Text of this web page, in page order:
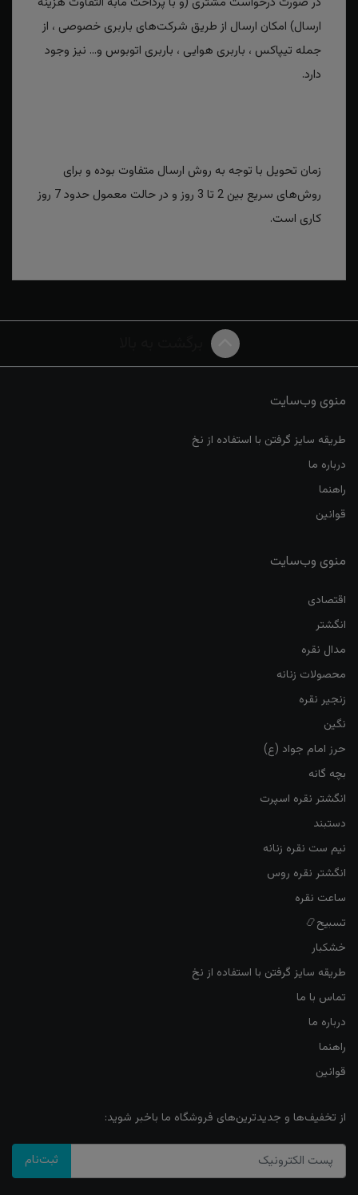
ارسال) امکان ارسال از طریق شرکت‌های باربری خصوصی ، از
جمله تیپاکس ، باربری هوایی ، باربری اتوبوس و... نیز وجود
دارد.
زمان تحویل با توجه به روش ارسال متفاوت بوده و برای
روش‌های سریع بین 2 تا 3 روز و در حالت معمول حدود 7 روز
کاری است.
منوی وب‌سایت
طریقه سایز گرفتن با استفاده از نخ
درباره ما
راهنما
قوانین
منوی وب‌سایت
اقتصادی
انگشتر
مدال نقره
محصولات زنانه
زنجیر نقره
نگین
حرز امام جواد (ع)
بچه گانه
انگشتر نقره اسپرت
دستبند
نیم ست نقره زنانه
انگشتر نقره روس
ساعت نقره
تسبیح📿
خشکبار
طریقه سایز گرفتن با استفاده از نخ
تماس با ما
درباره ما
راهنما
قوانین
از تخفیف‌ها و جدیدترین‌های فروشگاه ما باخبر شوید:
ثبت‌نام